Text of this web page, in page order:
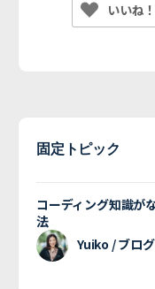
いいね
固定トピック
コーディング知識が
法
Yuiko / ブロ